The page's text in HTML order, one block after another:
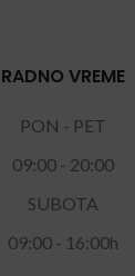
RADNO VREME
PON - PET
09:00 - 20:00
SUBOTA
09:00 - 16:00h